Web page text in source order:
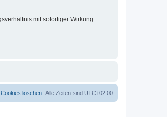
mit sofortiger Wirkung.
Alle Zeiten sind UTC+02:00
Cookies löschen